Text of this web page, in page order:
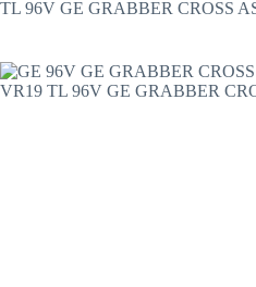
TL 96V GE GRABBER CROSS